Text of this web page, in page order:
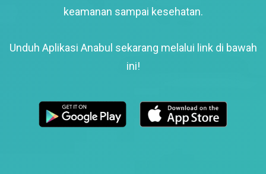
keamanan sampai kesehatan.
Unduh Aplikasi Anabul sekarang melalui link di bawah
ini!